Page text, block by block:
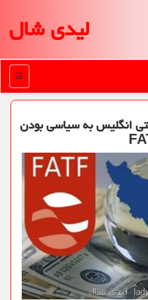
لیدی شال
منو
انگلیس به سیاسی بودن